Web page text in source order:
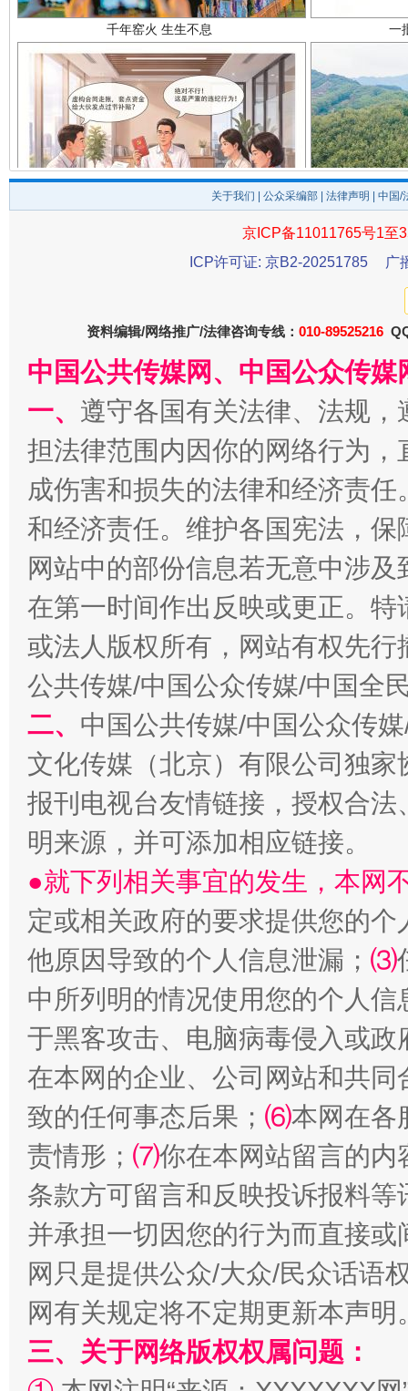
揭开“小金库”的免责幌子
受贿1.44亿！段成刚被判无期 从幼
阿坝州三大球赛在茂县开幕 规模
国家大学科技园优化重塑工作
关于我们 公众采编部 法律声明 | 中国
京ICP备11011765号1至
ICP许可证: 京B2-20251785
广
资料编辑/网络推广/法律咨询专线： 010-89525216
中国公共传媒网、中国公众传
一、 遵守各国有关法律、法规
担法律范围内因你的网络行为
成伤害和损失的法律和经济责
和经济责任。维护各国宪法，
网站中的部份信息若无意中涉
在第一时间作出反映或更正。
或法人版权所有，网站有权先
公共传媒/中国公众传媒/中国全
二、 中国公共传媒/中国公众传
文化传媒（北京）有限公司独
报刊电视台友情链接，授权合
明来源，并可添加相应链接。
●就下列相关事宜的发生，本网
定或相关政府的要求提供您的个
他原因导致的个人信息泄漏； ⑶
中所列明的情况使用您的个人
于黑客攻击、电脑病毒侵入或
在本网的企业、公司网站和共
致的任何事态后果； ⑹本网在各
责情形； ⑺你在本网站留言的内
条款方可留言和反映投诉报料
并承担一切因您的行为而直接
网只是提供公众/大众/民众话语
网有关规定将不定期更新本声明
三、关于网络版权权属问题：